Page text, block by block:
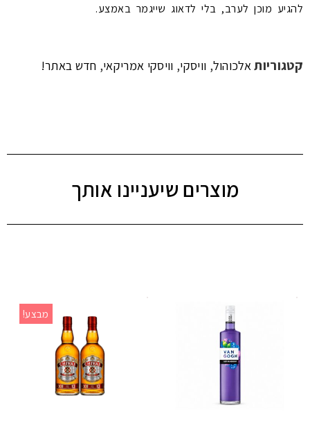
להגיע מוכן לערב, בלי לדאוג שייגמר באמצע.
קטגוריות אלכוהול, וויסקי, וויסקי אמריקאי, חדש באתר!
מוצרים שיעניינו אותך
מבצע!